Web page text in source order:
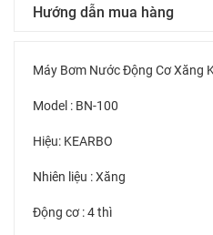
Hướng dẫn mua hàng
Máy Bơm Nước Động Cơ Xăng
Model : BN-100
Hiệu: KEARBO
Nhiên liệu : Xăng
Động cơ : 4 thì